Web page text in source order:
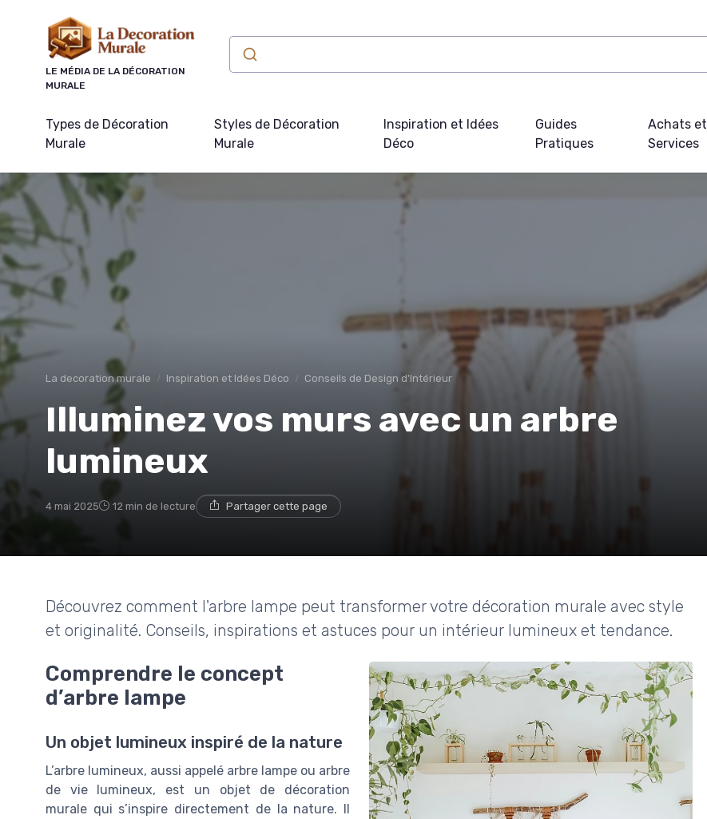
LE MÉDIA DE LA DÉCORATION
MURALE
Types de Décoration
Murale
Styles de Décoration
Murale
Inspiration et Idées
Déco
Guides
Pratiques
Achats et
Services
La decoration murale Inspiration et Idées Déco Conseils de Design d'Intérieur
Illuminez vos murs avec un arbre
lumineux
4 mai 2025 12 min de lecture Partager cette page
Découvrez comment l'arbre lampe peut transformer votre décoration murale avec style
et originalité. Conseils, inspirations et astuces pour un intérieur lumineux et tendance.
Comprendre le concept
d’arbre lampe
Un objet lumineux inspiré de la nature
L’arbre lumineux, aussi appelé arbre lampe ou arbre
de vie lumineux, est un objet de décoration
murale qui s’inspire directement de la nature. Il